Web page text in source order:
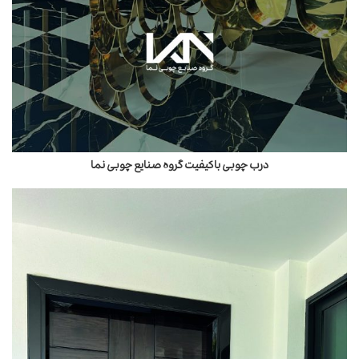
درب چوبی باکیفیت گروه صنایع چوبی نما